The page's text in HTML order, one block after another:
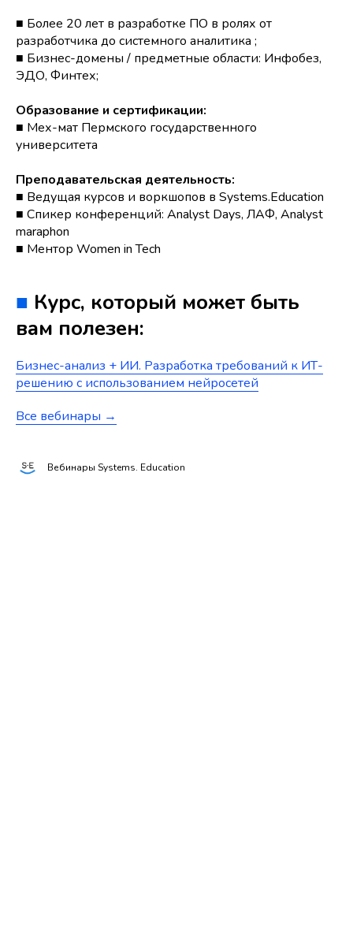
■ Более 20 лет в разработке ПО в ролях от
разработчика до системного аналитика ;
■ Бизнес-домены / предметные области: Инфобез,
ЭДО, Финтех;
Образование и сертификации:
■ Мех-мат Пермского государственного
университета
Преподавательская деятельность:
■ Ведущая курсов и воркшопов в Systems.Education
■ Спикер конференций: Analyst Days, ЛАФ, Analyst
maraphon
■ Ментор Women in Tech
■ Курс, который может быть
вам полезен:
Бизнес-анализ + ИИ. Разработка требований к ИТ-
решению с использованием нейросетей
Все вебинары →
Вебинары Systems. Education